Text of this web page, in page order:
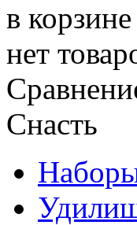
в корзине
нет
Снасть